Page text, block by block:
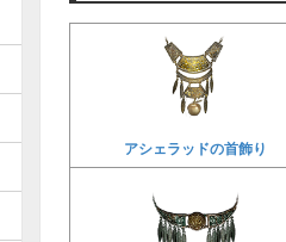
アシェラッドの首飾り